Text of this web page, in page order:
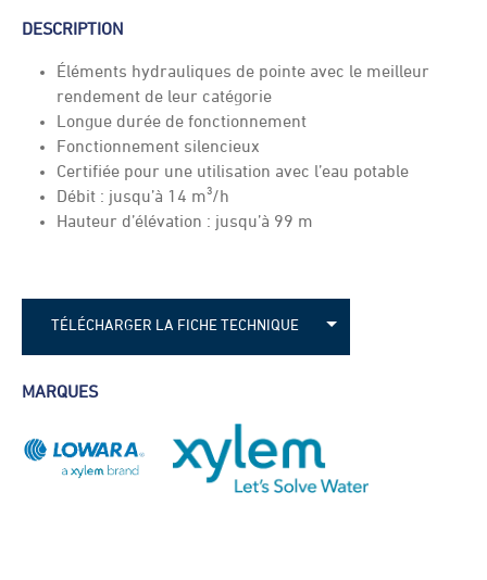
DESCRIPTION
Éléments hydrauliques de pointe avec le meilleur
rendement de leur catégorie
Longue durée de fonctionnement
Fonctionnement silencieux
Certifiée pour une utilisation avec l’eau potable
Débit : jusqu’à 14 m³/h
Hauteur d’élévation : jusqu’à 99 m
TÉLÉCHARGER LA FICHE TECHNIQUE
MARQUES